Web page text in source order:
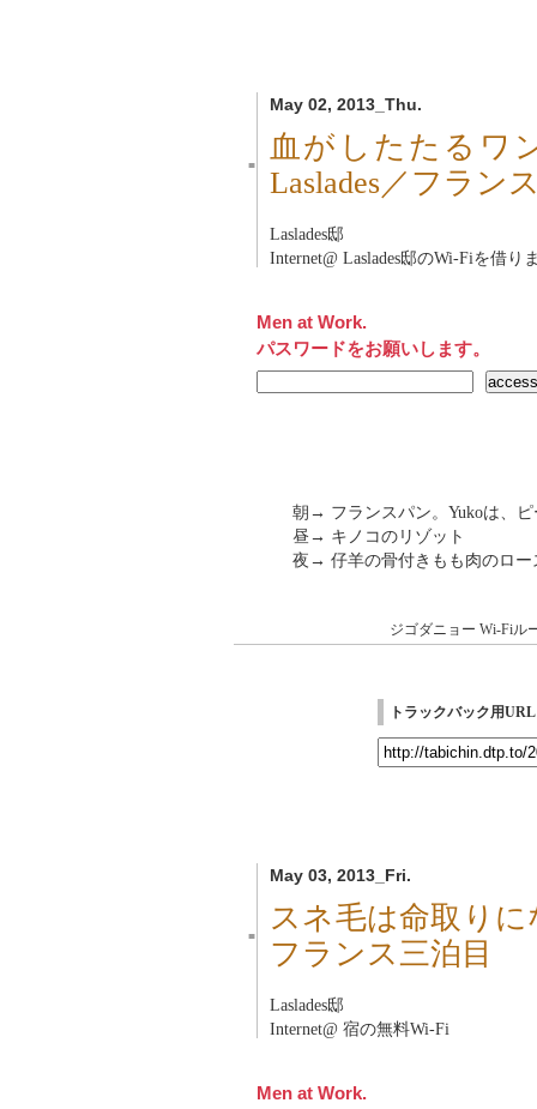
May 02, 2013_Thu.
■
血がしたたるワ
Laslades／フラン
Laslades邸
Internet@ Laslades邸のWi-Fiを借り
Men at Work.
パスワードをお願いします。
朝→ フランスパン。Yukoは、
昼→ キノコのリゾット
夜→ 仔羊の骨付きもも肉のロー
ジゴダニョー Wi-Fiル
トラックバック用URL
May 03, 2013_Fri.
■
スネ毛は命取りに
フランス三泊目
Laslades邸
Internet@ 宿の無料Wi-Fi
Men at Work.